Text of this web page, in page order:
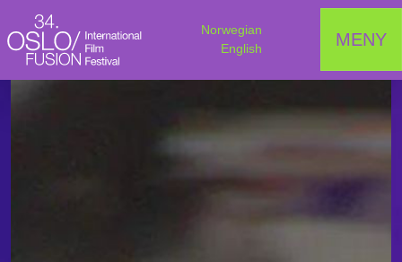
Norwegian
English
MENY